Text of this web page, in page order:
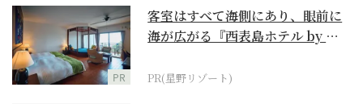
PR
客室はすべて海側にあり、眼前に
海が広がる『西表島ホテル by 星
PR(星野リゾート)